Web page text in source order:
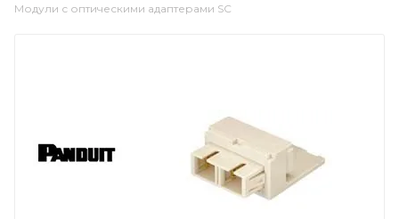
Модули с оптическими адаптерами SC